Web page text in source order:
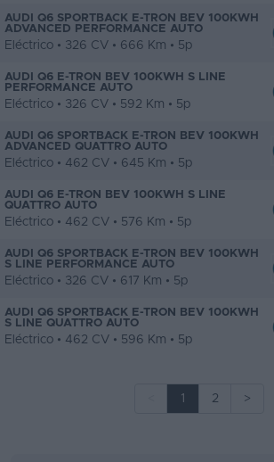
AUDI Q6 SPORTBACK E-TRON BEV 100KWH
ADVANCED PERFORMANCE AUTO
Eléctrico • 326 CV • 666 Km • 5p
AUDI Q6 E-TRON BEV 100KWH S LINE
PERFORMANCE AUTO
Eléctrico • 326 CV • 592 Km • 5p
AUDI Q6 SPORTBACK E-TRON BEV 100KWH
ADVANCED QUATTRO AUTO
Eléctrico • 462 CV • 645 Km • 5p
AUDI Q6 E-TRON BEV 100KWH S LINE
QUATTRO AUTO
Eléctrico • 462 CV • 576 Km • 5p
AUDI Q6 SPORTBACK E-TRON BEV 100KWH
S LINE PERFORMANCE AUTO
Eléctrico • 326 CV • 617 Km • 5p
AUDI Q6 SPORTBACK E-TRON BEV 100KWH
S LINE QUATTRO AUTO
Eléctrico • 462 CV • 596 Km • 5p
1 2 >